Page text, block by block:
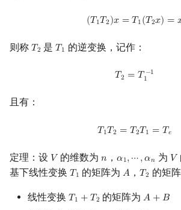
(𝑇 1𝑇 2)𝑥 = 𝑇 1(𝑇2𝑥) =
(T1T2 x=T1 (T2x)= x
则称 𝑇2
T2 是𝑇 1
T1 的逆变换，记作：
𝑇2 = 𝑇 −1
1
T 2=T1−1
且有：
𝑇 1𝑇 2 = 𝑇2𝑇 1 = 𝑇𝑒
T1T 2= T2T1 =Te
定理：设 𝑉
V 的维数为𝑛
n ， 𝛼1,⋯,𝛼𝑛
α1,⋯, αn 为 𝑉
V
基下线性变换 𝑇 1
T1 的矩阵为 𝐴
A ，𝑇2
T2 的矩
线性变换 𝑇 1 +𝑇2
T1 +T2 的矩阵为 𝐴 + 𝐵
A+B